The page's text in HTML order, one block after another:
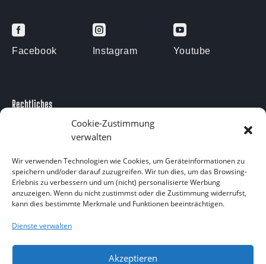
Cookie-Zustimmung
verwalten
Wir verwenden Technologien wie Cookies, um Geräteinformationen zu
speichern und/oder darauf zuzugreifen. Wir tun dies, um das Browsing-
Erlebnis zu verbessern und um (nicht) personalisierte Werbung
anzuzeigen. Wenn du nicht zustimmst oder die Zustimmung widerrufst,
kann dies bestimmte Merkmale und Funktionen beeinträchtigen.
Dienste verwalten
Akzeptieren

Facebook

Instagram

Youtube
Rechtliches
Datenschutzerklärung
Kontakt
Am Försterteich 9
05383 1874
info@aquarium-lutter.de